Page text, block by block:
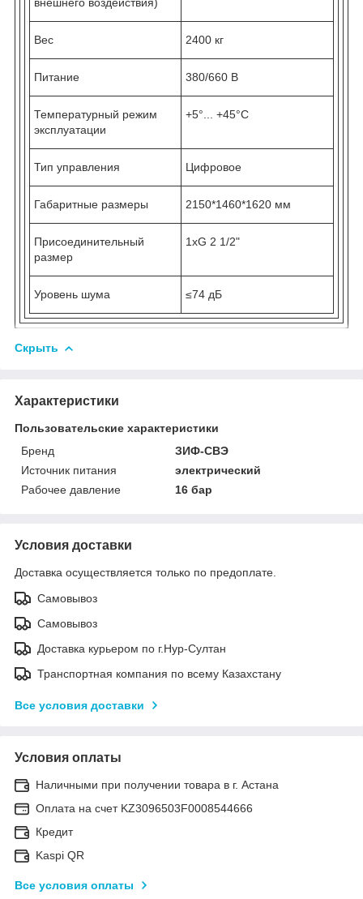
Вес 2400 кг
Питание 380/660 В
Температурный режим
эксплуатации
+5°... +45°С
Тип управления Цифровое
Габаритные размеры 2150*1460*1620 мм
Присоединительный
размер
1хG 2 1/2"
Уровень шума ≤74 дБ
Скрыть
Характеристики
Пользовательские характеристики
Бренд
ЗИФ-СВЭ
Источник питания
электрический
Рабочее давление
16 бар
Условия доставки
Доставка осуществляется только по предоплате.
Самовывоз
Самовывоз
Доставка курьером по г.Нур-Султан
Транспортная компания по всему Казахстану
Все условия доставки
Условия оплаты
Наличными при получении товара в г. Астана
Оплата на счет KZ3096503F0008544666
Кредит
Kaspi QR
Все условия оплаты